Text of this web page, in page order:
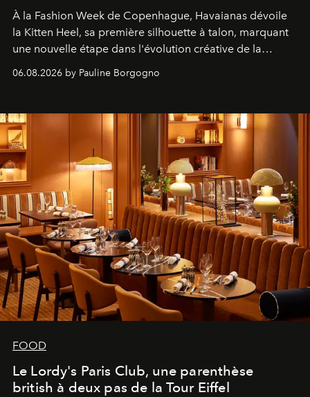
À la Fashion Week de Copenhague, Havaianas dévoile
la Kitten Heel, sa première silhouette à talon, marquant
une nouvelle étape dans l'évolution créative de la
06.08.2026 by Pauline Borgogno
FOOD
Le Lordy's Paris Club, une parenthèse
british à deux pas de la Tour Eiffel